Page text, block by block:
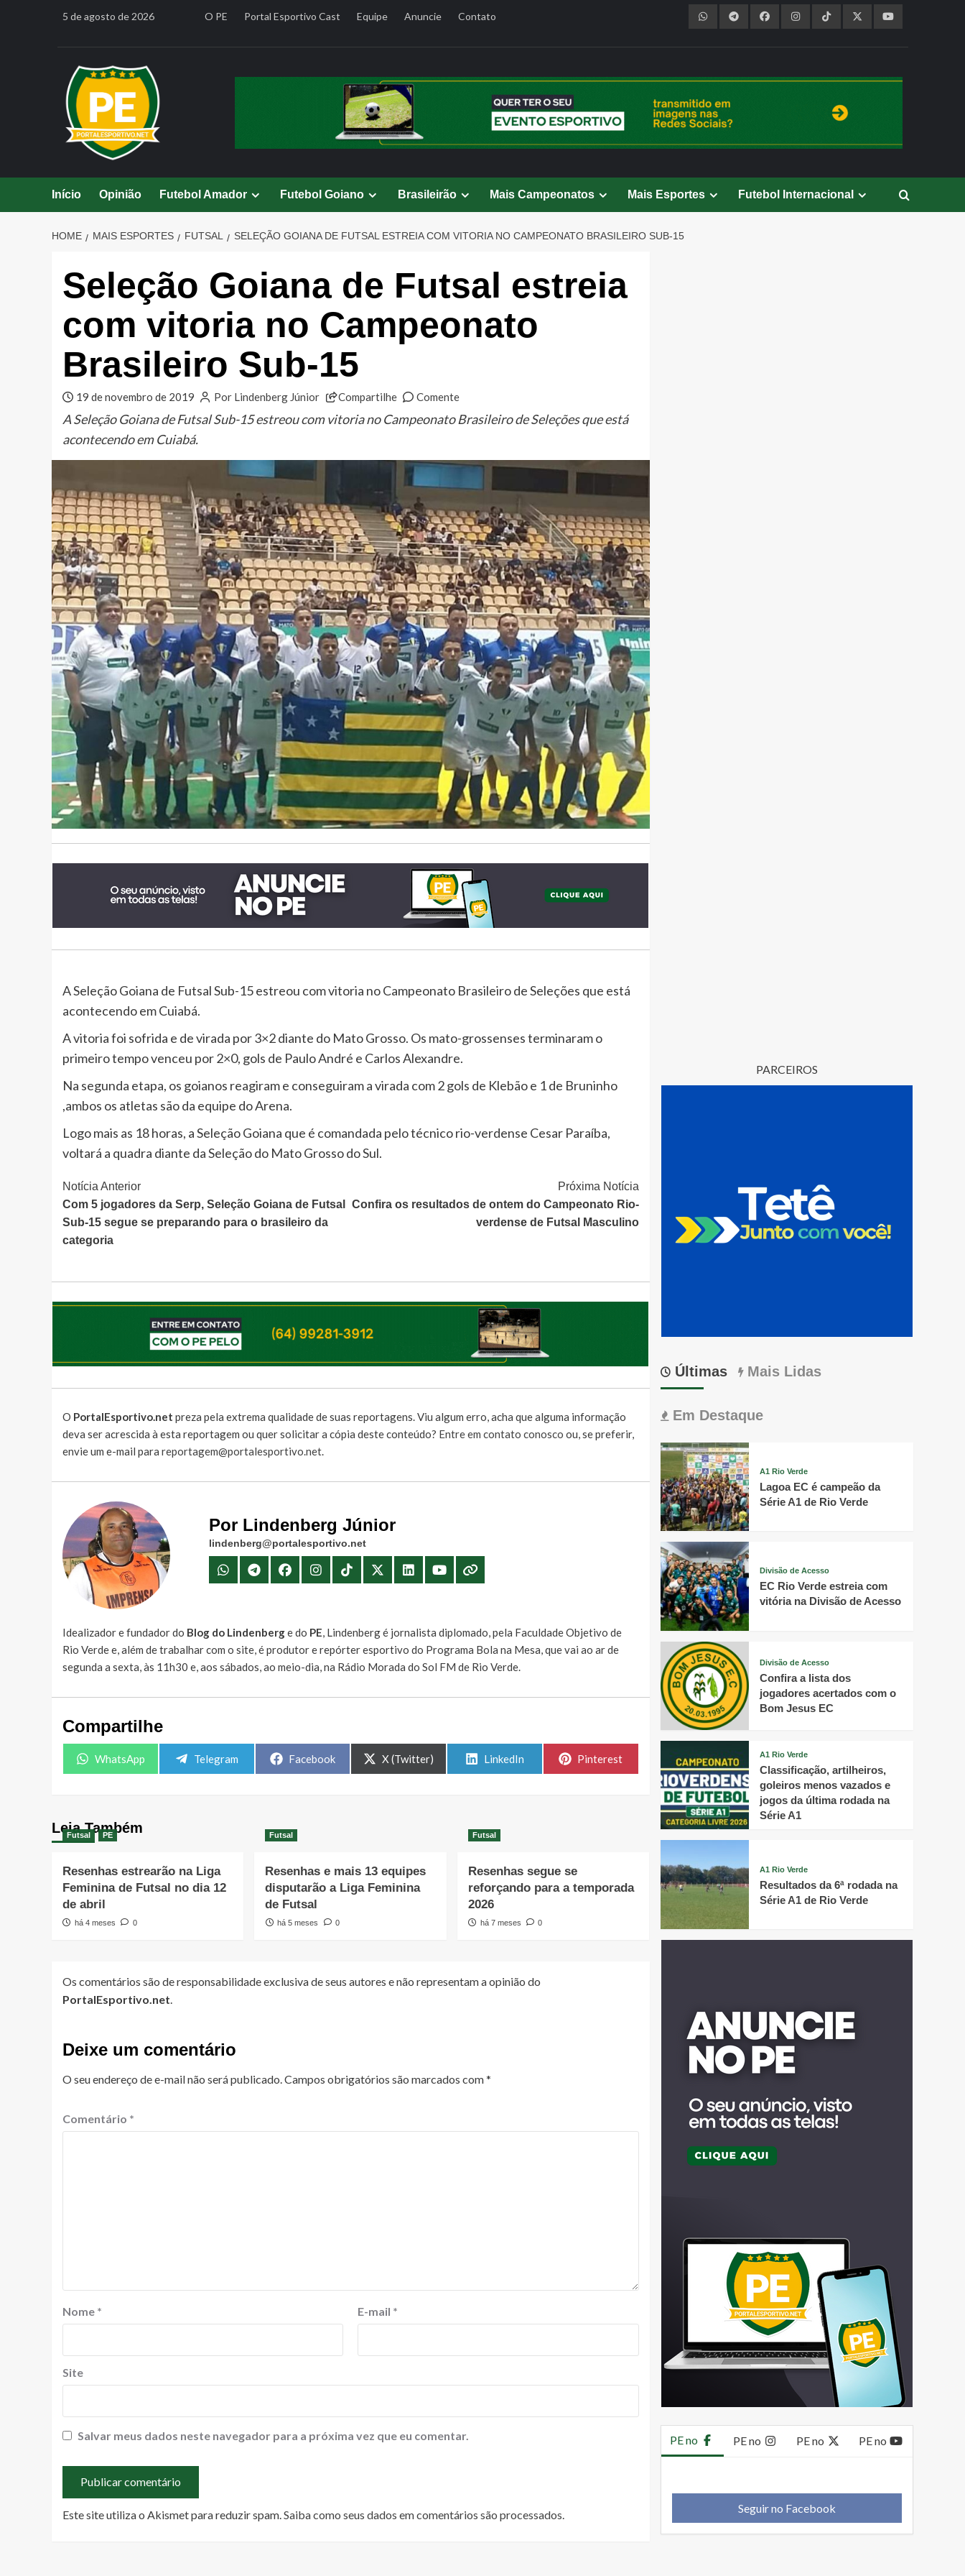
5 de agosto de 2026 O PE Portal Esportivo Cast Equipe Anuncie Contato
Início Opinião Futebol Amador Futebol Goiano Brasileirão Mais Campeonatos Mais Esportes Futebol Internacional
HOME MAIS ESPORTES FUTSAL SELEÇÃO GOIANA DE FUTSAL ESTREIA COM VITORIA NO CAMPEONATO BRASILEIRO SUB-15
Seleção Goiana de Futsal estreia
com vitoria no Campeonato
Brasileiro Sub-15
19 de novembro de 2019 Por Lindenberg Júnior Compartilhe Comente
A Seleção Goiana de Futsal Sub-15 estreou com vitoria no Campeonato Brasileiro de Seleções que está
acontecendo em Cuiabá.
A Seleção Goiana de Futsal Sub-15 estreou com vitoria no Campeonato Brasileiro de Seleções que está
acontecendo em Cuiabá.
A vitoria foi sofrida e de virada por 3×2 diante do Mato Grosso. Os mato-grossenses terminaram o
primeiro tempo venceu por 2×0, gols de Paulo André e Carlos Alexandre.
Na segunda etapa, os goianos reagiram e conseguiram a virada com 2 gols de Klebão e 1 de Bruninho
,ambos os atletas são da equipe do Arena.
Logo mais as 18 horas, a Seleção Goiana que é comandada pelo técnico rio-verdense Cesar Paraíba,
voltará a quadra diante da Seleção do Mato Grosso do Sul.
Continue
Lendo
Notícia Anterior
Com 5 jogadores da Serp, Seleção Goiana de Futsal
Sub-15 segue se preparando para o brasileiro da
categoria
Próxima Notícia
Confira os resultados de ontem do Campeonato Rio-
verdense de Futsal Masculino
O PortalEsportivo.net preza pela extrema qualidade de suas reportagens. Viu algum erro, acha que alguma informação
deva ser acrescida à esta reportagem ou quer solicitar a cópia deste conteúdo? Entre em contato conosco ou, se preferir,
envie um e-mail para reportagem@portalesportivo.net.
Por Lindenberg Júnior
lindenberg@portalesportivo.net
Idealizador e fundador do Blog do Lindenberge do PE, Lindenberg é jornalista diplomado, pela Faculdade Objetivo de
Rio Verde e, além de trabalhar com o site, é produtor e repórter esportivo do Programa Bola na Mesa, que vai ao ar de
segunda a sexta, às 11h30 e, aos sábados, ao meio-dia, na Rádio Morada do Sol FM de Rio Verde.
Compartilhe
Share
WhatsApp
Share
Telegram
Share
Facebook
Share
on
X (Twitter)
Share
LinkedIn
Share
Pinterest
Leia Também
Futsal PE
Resenhas estrearão na Liga
Feminina de Futsal no dia 12
de abril
há 4 meses 0
Futsal
Resenhas e mais 13 equipes
disputarão a Liga Feminina
de Futsal
há 5 meses 0
Futsal
Resenhas segue se
reforçando para a temporada
2026
há 7 meses 0
Os comentários são de responsabilidade exclusiva de seus autores e não representam a opinião do
PortalEsportivo.net.
Deixe um comentário
O seu endereço de e-mail não será publicado.Campos obrigatórios são marcados com*
Comentário *
Nome * E-mail *
Site
Salvar meus dados neste navegador para a próxima vez que eu comentar.
Este site utiliza o Akismet para reduzir spam. Saiba como seus dados em comentários são processados
PARCEIROS
Últimas Mais Lidas
Em Destaque
A1 Rio Verde
Lagoa EC é campeão da
Série A1 de Rio Verde
Divisão de Acesso
EC Rio Verde estreia com
vitória na Divisão de Acesso
Divisão de Acesso
Confira a lista dos
jogadores acertados com o
Bom Jesus EC
A1 Rio Verde
Classificação, artilheiros,
goleiros menos vazados e
jogos da última rodada na
Série A1
A1 Rio Verde
Resultados da 6ª rodada na
Série A1 de Rio Verde
PE no PE no PE no PE no
Seguir no Facebook